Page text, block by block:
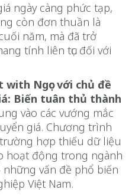
ngày càng phức tạp,
còn đơn thuần là
năm, mà đã trở
tính liên tục đối với
with Ngọc với chủ đề
Biến tuân thủ thành
vào các vướng mắc
giá. Chương trình
hợp thiếu dữ liệu
hoạt động trong ngành
vấn đề phổ biến
Việt Nam.